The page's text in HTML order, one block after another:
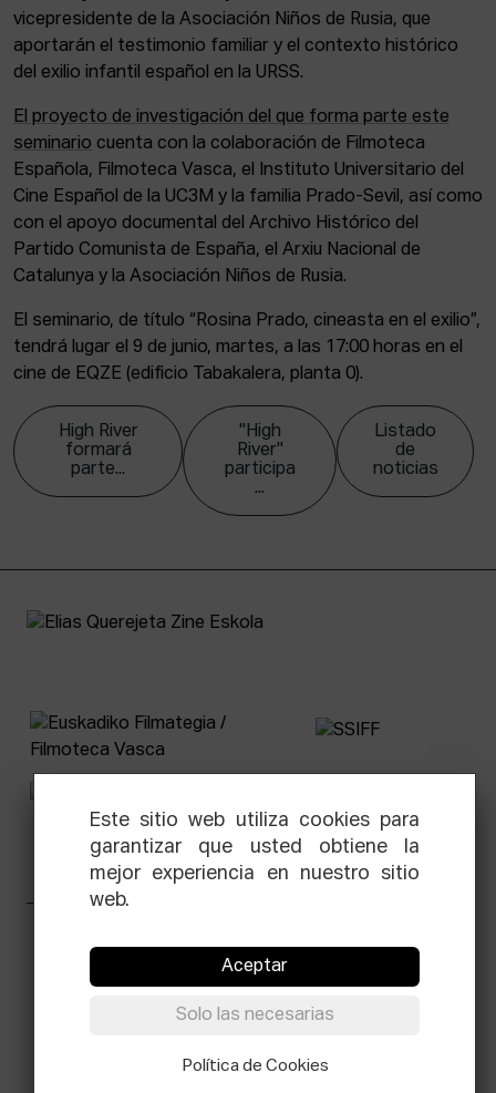
vicepresidente de la Asociación Niños de Rusia, que
aportarán el testimonio familiar y el contexto histórico
del exilio infantil español en la URSS.
El proyecto de investigación del que forma parte este
seminario cuenta con la colaboración de Filmoteca
Española, Filmoteca Vasca, el Instituto Universitario del
Cine Español de la UC3M y la familia Prado-Sevil, así como
con el apoyo documental del Archivo Histórico del
Partido Comunista de España, el Arxiu Nacional de
Catalunya y la Asociación Niños de Rusia.
El seminario, de título “Rosina Prado, cineasta en el exilio”,
tendrá lugar el 9 de junio, martes, a las 17:00 horas en el
cine de EQZE (edificio Tabakalera, planta 0).
High River
formará
parte...
"High
River"
participa
...
Listado
de
noticias
Tabakalera · Andre zigarrogileak plaza, 1
T.0034 943 545 005
Este sitio web utiliza cookies para
garantizar que usted obtiene la
mejor experiencia en nuestro sitio
web.
Aceptar
Solo las necesarias
Política de Cookies